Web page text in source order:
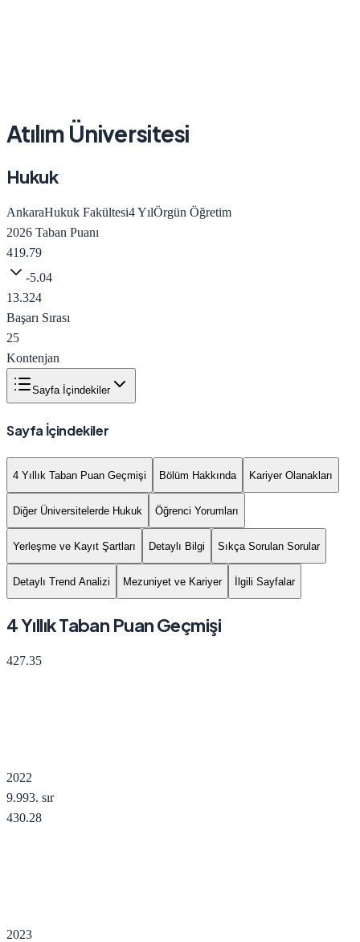
Atılım Üniversitesi
Hukuk
AnkaraHukuk Fakültesi4YılÖrgün Öğretim
2026 Taban Puanı
419.79
-5.04
13.324
Başarı Sırası
25
Kontenjan
Sayfa İçindekiler
Sayfa İçindekiler
4 Yıllık Taban Puan Geçmişi Bölüm Hakkında Kariyer Olanakları
Diğer Üniversitelerde Hukuk Öğrenci Yorumları
Yerleşme ve Kayıt Şartları Detaylı Bilgi Sıkça Sorulan Sorular
Detaylı Trend Analizi Mezuniyet ve Kariyer İlgili Sayfalar
4 Yıllık Taban Puan Geçmişi
427.35
2022
9.993. sır
430.28
2023